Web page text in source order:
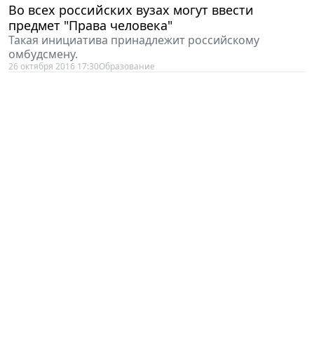
Во всех российских вузах могут ввести
предмет "Права человека"
Такая инициатива принадлежит российскому
омбудсмену.
26 октября 2016 17:30Образование